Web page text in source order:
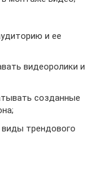
и ее
видеоролики и
созданные
трендового